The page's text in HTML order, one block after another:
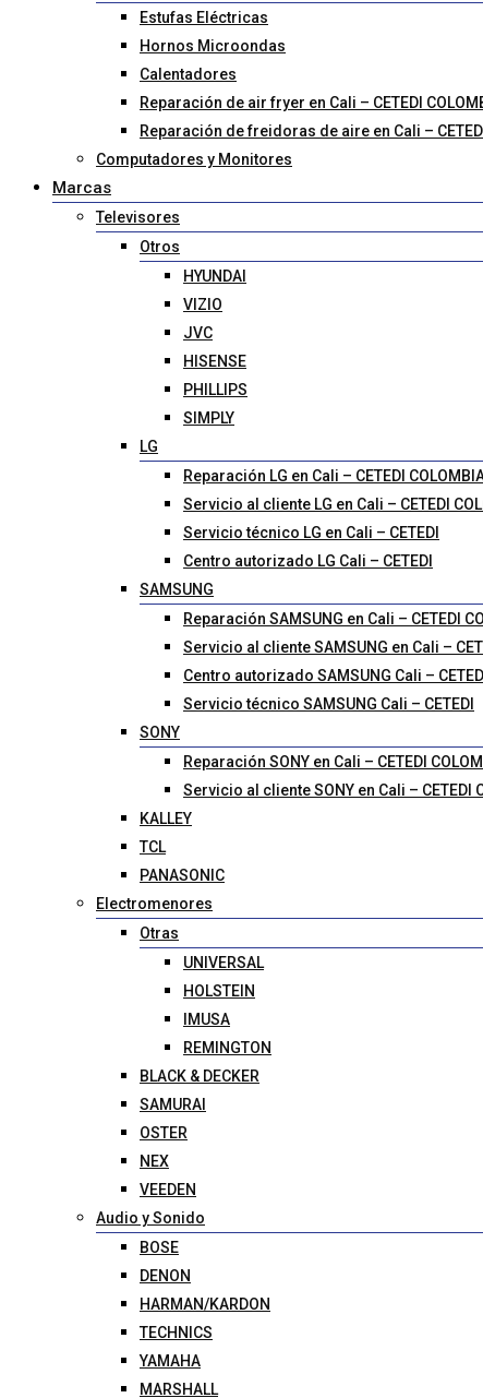
Estufas Eléctricas
Hornos Microondas
Calentadores
Reparación de air fryer en Cali – CETEDI
Reparación de freidoras de aire en Cali –
Computadores y Monitores
Marcas
Televisores
Otros
HYUNDAI
VIZIO
JVC
HISENSE
PHILLIPS
SIMPLY
LG
Reparación LG en Cali – CETEDI
Servicio al cliente LG en Cali – CETEDI
Servicio técnico LG en Cali – CETEDI
Centro autorizado LG Cali – CETEDI
SAMSUNG
Reparación SAMSUNG en Cali – CETEDI
Servicio al cliente SAMSUNG en Cali –
Centro autorizado SAMSUNG Cali – CETEDI
Servicio técnico SAMSUNG Cali – CETEDI
SONY
Reparación SONY en Cali – CETEDI
Servicio al cliente SONY en Cali – CETEDI
KALLEY
TCL
PANASONIC
Electromenores
Otras
UNIVERSAL
HOLSTEIN
IMUSA
REMINGTON
BLACK & DECKER
SAMURAI
OSTER
NEX
VEEDEN
Audio y Sonido
BOSE
DENON
HARMAN/KARDON
TECHNICS
YAMAHA
MARSHALL